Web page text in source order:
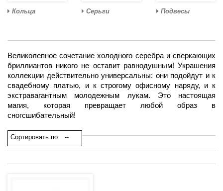
Кольца Серьги Подвесы
Великолепное сочетание холодного серебра и сверкающих
бриллиантов никого не оставит равнодушным! Украшения
коллекции действительно универсальны: они подойдут и к
свадебному платью, и к строгому офисному наряду, и к
экстравагантным молодежным лукам. Это настоящая
магия, которая превращает любой образ в
сногсшибательный!
Сортировать по: --